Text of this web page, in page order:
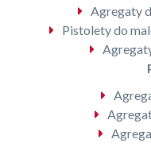
Agregaty
Pistolety do